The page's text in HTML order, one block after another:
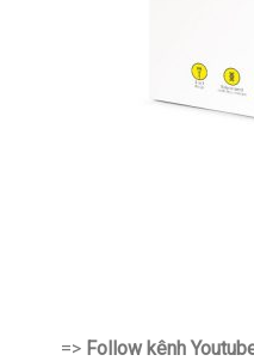
=> Follow kênh